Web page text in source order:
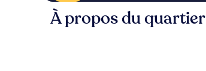
À propos du quartier